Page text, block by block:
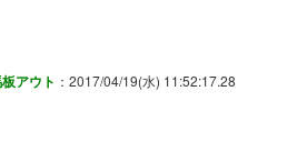
アウト ：2017/04/19(水) 11:52:17.28